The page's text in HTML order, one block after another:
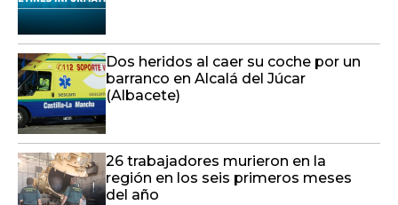
Dos heridos al caer su coche por un
barranco en Alcalá del Júcar
(Albacete)
26 trabajadores murieron en la
región en los seis primeros meses
del año